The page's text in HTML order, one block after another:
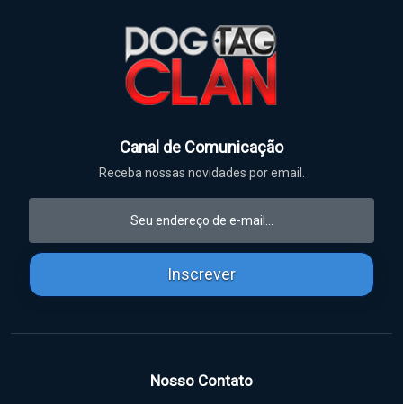
Canal de Comunicação
Receba nossas novidades por email.
Inscrever
Nosso Contato